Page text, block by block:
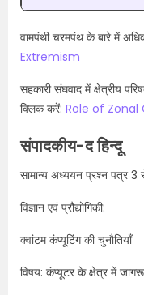
वामपंथी चरमपंथ के बारे में
Extremism
सहकारी संघवाद में क्षेत्रीय
क्लिक करें: Role of
संपादकीय-द हिन्दू
सामान्य अध्ययन प्रश्न पत्र 3
विज्ञान एवं प्रौद्योगिकी:
क्वांटम कंप्यूटिंग की चुनौतियाँ
विषय: कंप्यूटर के क्षेत्र में